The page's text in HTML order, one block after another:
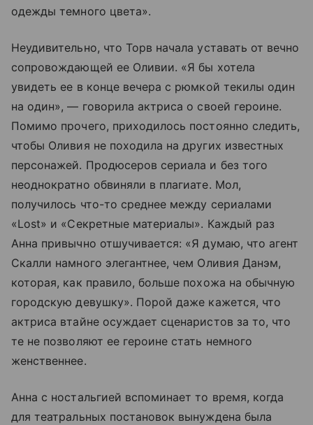
одежды темного цвета».
Неудивительно, что Торв начала уставать от вечно
сопровождающей ее Оливии. «Я бы хотела
увидеть ее в конце вечера с рюмкой текилы один
на один», — говорила актриса о своей героине.
Помимо прочего, приходилось постоянно следить,
чтобы Оливия не походила на других известных
персонажей. Продюсеров сериала и без того
неоднократно обвиняли в плагиате. Мол,
получилось что-то среднее между сериалами
«Lost» и «Секретные материалы». Каждый раз
Анна привычно отшучивается: «Я думаю, что агент
Скалли намного элегантнее, чем Оливия Данэм,
которая, как правило, больше похожа на обычную
городскую девушку». Порой даже кажется, что
актриса втайне осуждает сценаристов за то, что
те не позволяют ее героине стать немного
женственнее.
Анна с ностальгией вспоминает то время, когда
для театральных постановок вынуждена была